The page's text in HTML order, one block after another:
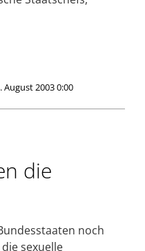
2003 0:00
die
noch
sexuelle